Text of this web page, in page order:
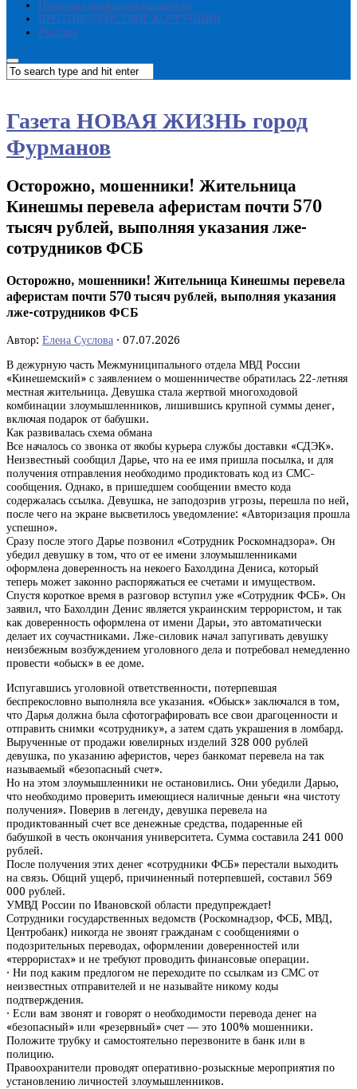
Политика конфиденциальности
ПРОТИВОДЕЙСТВИЕ КОРРУПЦИИ
Реклама
Газета НОВАЯ ЖИЗНЬ город
Фурманов
Осторожно, мошенники! Жительница
Кинешмы перевела аферистам почти 570
тысяч рублей, выполняя указания лже-
сотрудников ФСБ
Осторожно, мошенники! Жительница Кинешмы перевела
аферистам почти 570 тысяч рублей, выполняя указания
лже-сотрудников ФСБ
Автор: Елена Суслова · 07.07.2026
В дежурную часть Межмуниципального отдела МВД России
«Кинешемский» с заявлением о мошенничестве обратилась 22-летняя
местная жительница. Девушка стала жертвой многоходовой
комбинации злоумышленников, лишившись крупной суммы денег,
включая подарок от бабушки.
Как развивалась схема обмана
Все началось со звонка от якобы курьера службы доставки «СДЭК».
Неизвестный сообщил Дарье, что на ее имя пришла посылка, и для
получения отправления необходимо продиктовать код из СМС-
сообщения. Однако, в пришедшем сообщении вместо кода
содержалась ссылка. Девушка, не заподозрив угрозы, перешла по ней,
после чего на экране высветилось уведомление: «Авторизация прошла
успешно».
Сразу после этого Дарье позвонил «Сотрудник Роскомнадзора». Он
убедил девушку в том, что от ее имени злоумышленниками
оформлена доверенность на некоего Бахолдина Дениса, который
теперь может законно распоряжаться ее счетами и имуществом.
Спустя короткое время в разговор вступил уже «Сотрудник ФСБ». Он
заявил, что Бахолдин Денис является украинским террористом, и так
как доверенность оформлена от имени Дарьи, это автоматически
делает их соучастниками. Лже-силовик начал запугивать девушку
неизбежным возбуждением уголовного дела и потребовал немедленно
провести «обыск» в ее доме.
Испугавшись уголовной ответственности, потерпевшая
беспрекословно выполняла все указания. «Обыск» заключался в том,
что Дарья должна была сфотографировать все свои драгоценности и
отправить снимки «сотруднику», а затем сдать украшения в ломбард.
Вырученные от продажи ювелирных изделий 328 000 рублей
девушка, по указанию аферистов, через банкомат перевела на так
называемый «безопасный счет».
Но на этом злоумышленники не остановились. Они убедили Дарью,
что необходимо проверить имеющиеся наличные деньги «на чистоту
получения». Поверив в легенду, девушка перевела на
продиктованный счет все денежные средства, подаренные ей
бабушкой в честь окончания университета. Сумма составила 241 000
рублей.
После получения этих денег «сотрудники ФСБ» перестали выходить
на связь. Общий ущерб, причиненный потерпевшей, составил 569
000 рублей.
УМВД России по Ивановской области предупреждает!
Сотрудники государственных ведомств (Роскомнадзор, ФСБ, МВД,
Центробанк) никогда не звонят гражданам с сообщениями о
подозрительных переводах, оформлении доверенностей или
«террористах» и не требуют проводить финансовые операции.
· Ни под каким предлогом не переходите по ссылкам из СМС от
неизвестных отправителей и не называйте никому коды
подтверждения.
· Если вам звонят и говорят о необходимости перевода денег на
«безопасный» или «резервный» счет — это 100% мошенники.
Положите трубку и самостоятельно перезвоните в банк или в
полицию.
Правоохранители проводят оперативно-розыскные мероприятия по
установлению личностей злоумышленников.